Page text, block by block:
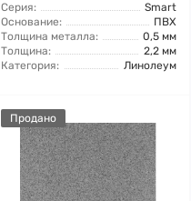
Серия:
Smart
Основание:
ПВХ
Толщина металла:
0,5 мм
Толщина:
2,2 мм
Категория:
Линолеум
Продано